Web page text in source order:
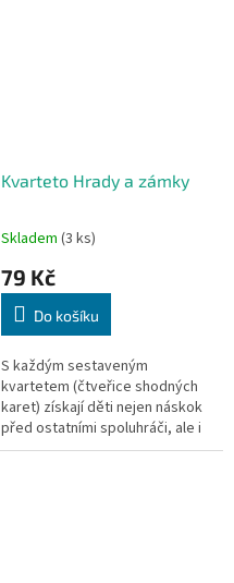
Kvarteto Hrady a zámky
Skladem (3 ks)
79 Kč
Do košíku
S každým sestaveným
kvartetem (čtveřice shodných
karet) získají děti nejen náskok
před ostatními spoluhráči, ale i
znalosti ze zeměpisu a poznají